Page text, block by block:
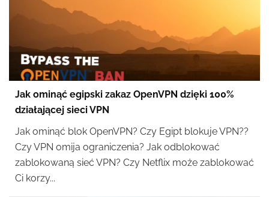
Jak ominąć egipski zakaz OpenVPN dzięki 100%
działającej sieci VPN
Jak ominąć blok OpenVPN? Czy Egipt blokuje VPN??
Czy VPN omija ograniczenia? Jak odblokować
zablokowaną sieć VPN? Czy Netflix może zablokować
Ci korzy...